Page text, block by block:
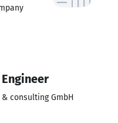
consulting GmbH